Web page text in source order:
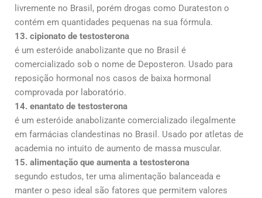
livremente no Brasil, porém drogas como Durateston o
contém em quantidades pequenas na sua fórmula.
13. cipionato de testosterona
é um esteróide anabolizante que no Brasil é
comercializado sob o nome de Deposteron. Usado para
reposição hormonal nos casos de baixa hormonal
comprovada por laboratório.
14. enantato de testosterona
é um esteróide anabolizante comercializado ilegalmente
em farmácias clandestinas no Brasil. Usado por atletas de
academia no intuito de aumento de massa muscular.
15. alimentação que aumenta a testosterona
segundo estudos, ter uma alimentação balanceada e
manter o peso ideal são fatores que permitem valores